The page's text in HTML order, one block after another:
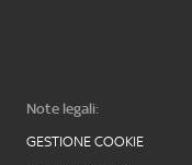
Note legali:
GESTIONE COOKIE